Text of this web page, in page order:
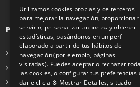
PROFESIONALES
Info para profesionales
Registrarse
Preguntas frecuentes
Utilizamos cookies propias y de terceros
para mejorar la navegación, proporcionar
servicio, personalizar anuncios y obtener
estadísticas, basándonos en un perfil
elaborado a partir de tus hábitos de
navegación (por ejemplo, páginas
visitadas). Puedes aceptar o rechazar
las cookies, o configurar tus preferencias
darle clic a ⚙️ Mostrar Detalles, situado